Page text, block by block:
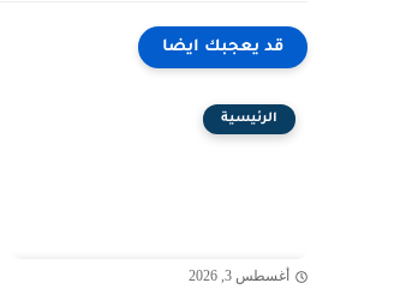
قد يعجبك ايضا
الرئيسية
أغسطس 3, 2026